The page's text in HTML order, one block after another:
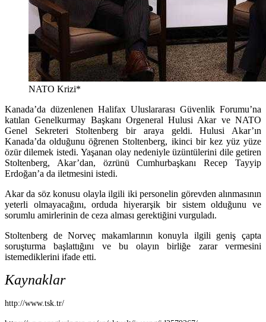
NATO Krizi*
Kanada’da düzenlenen Halifax Uluslararası Güvenlik Forumu’na
katılan Genelkurmay Başkanı Orgeneral Hulusi Akar ve NATO
Genel Sekreteri Stoltenberg bir araya geldi. Hulusi Akar’ın
Kanada’da olduğunu öğrenen Stoltenberg, ikinci bir kez yüz yüze
özür dilemek istedi. Yaşanan olay nedeniyle üzüntülerini dile getiren
Stoltenberg, Akar’dan, özrünü Cumhurbaşkanı Recep Tayyip
Erdoğan’a da iletmesini istedi.
Akar da söz konusu olayla ilgili iki personelin görevden alınmasının
yeterli olmayacağını, orduda hiyerarşik bir sistem olduğunu ve
sorumlu amirlerinin de ceza alması gerektiğini vurguladı.
Stoltenberg de Norveç makamlarının konuyla ilgili geniş çapta
soruşturma başlattığını ve bu olayın birliğe zarar vermesini
istemediklerini ifade etti.
Kaynaklar
http://www.tsk.tr/